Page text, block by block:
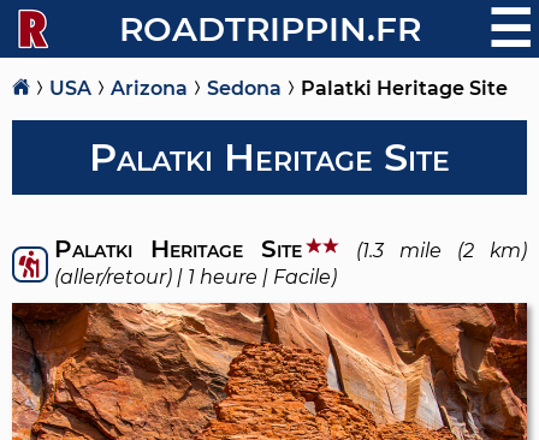
ROADTRIPPIN.FR ☰
USA Arizona Sedona Palatki Heritage Site
Palatki Heritage Site
Palatki Heritage Site
(1.3 mile (2 km)
(aller/retour) | 1 heure | Facile)